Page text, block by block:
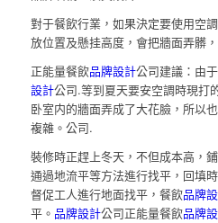
對于餐飲行業，如果決定要使用空
放位置及懸挂高度，會把牆面弄髒
正能量餐飲品牌設計公司建議：由
設計公司.等到夏天要安空調時現打
卧室内的牆面弄成了大花臉，所以
複雜。公司.
裝修時正趕上冬天，不但成本高，
通過地流平等方法進行找平，回填
督促工人進行地面找平，餐飲品牌
平。 品牌設計公司正能量餐飲品牌